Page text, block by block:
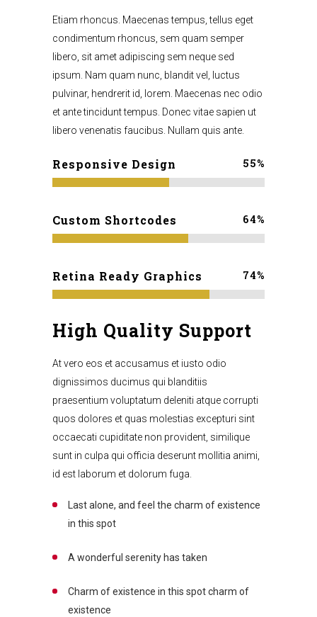
Etiam rhoncus. Maecenas tempus, tellus eget
condimentum rhoncus, sem quam semper
libero, sit amet adipiscing sem neque sed
ipsum. Nam quam nunc, blandit vel, luctus
pulvinar, hendrerit id, lorem. Maecenas nec odio
et ante tincidunt tempus. Donec vitae sapien ut
libero venenatis faucibus. Nullam quis ante.
Responsive Design 55%
Custom Shortcodes 64%
Retina Ready Graphics 74%
High Quality Support
At vero eos et accusamus et iusto odio
dignissimos ducimus qui blanditiis
praesentium voluptatum deleniti atque corrupti
quos dolores et quas molestias excepturi sint
occaecati cupiditate non provident, similique
sunt in culpa qui officia deserunt mollitia animi,
id est laborum et dolorum fuga.
Last alone, and feel the charm of existence
in this spot
A wonderful serenity has taken
Charm of existence in this spot charm of
existence